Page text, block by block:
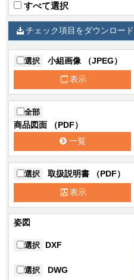
仕様1色 アイボリー（
仕様2名称 カバー
仕様2材質 アクリル
仕様5その他 定格電圧：
仕様6その他
定格消費電
4.7W(200V)
仕様9その他 光束維持時間
仕様10その
他
相関色温度
（Ra）：72
置
電源ユニット
号1
その他備考 保護等級：
すべて選択
チェック項目をダウンロード
選択 小組画像 （JPEG）
表示
全部
商品図面 （PDF）
一覧
選択 取扱説明書 （PDF）
表示
姿図
選択 DXF
選択 DWG